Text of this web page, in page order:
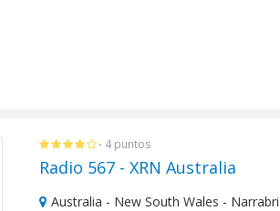
- 4 puntos
Radio 567 - XRN Australia
Australia - New South Wales - Narrabri